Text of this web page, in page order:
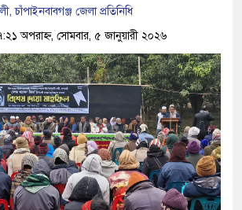
চাঁপাইনবাবগঞ্জ জেলা প্রতিনিধি
অপরাহ্ন, সোমবার, ৫ জানুয়ারী ২০২৬